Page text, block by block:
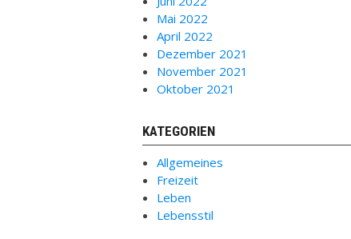
Mai 2022
April 2022
Dezember 2021
November 2021
Oktober 2021
KATEGORIEN
Allgemeines
Freizeit
Leben
Lebensstil